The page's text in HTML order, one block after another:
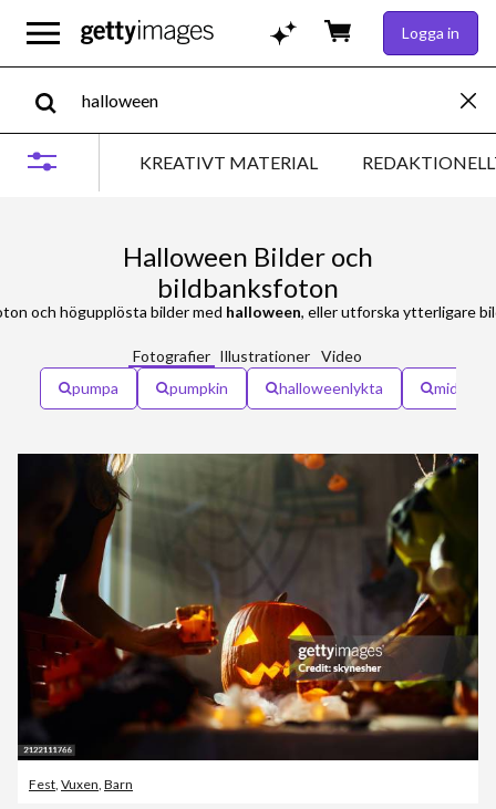
Logga in
KREATIVT MATERIAL
Halloween Bilder och
bildbanksfoton
och högupplösta bilder med halloween, eller utforska ytterligare
Fotografier Illustrationer Video
pumpa
pumpkin halloweenlykta
Fest, Vuxen, Barn